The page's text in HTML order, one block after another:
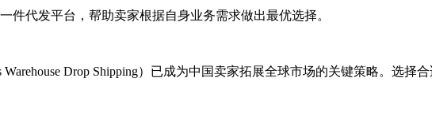
件代发平台，帮助卖家根据自身业务需求做出最优选择。
Drop Shipping）已成为中国卖家拓展全球市场的关键策略。选